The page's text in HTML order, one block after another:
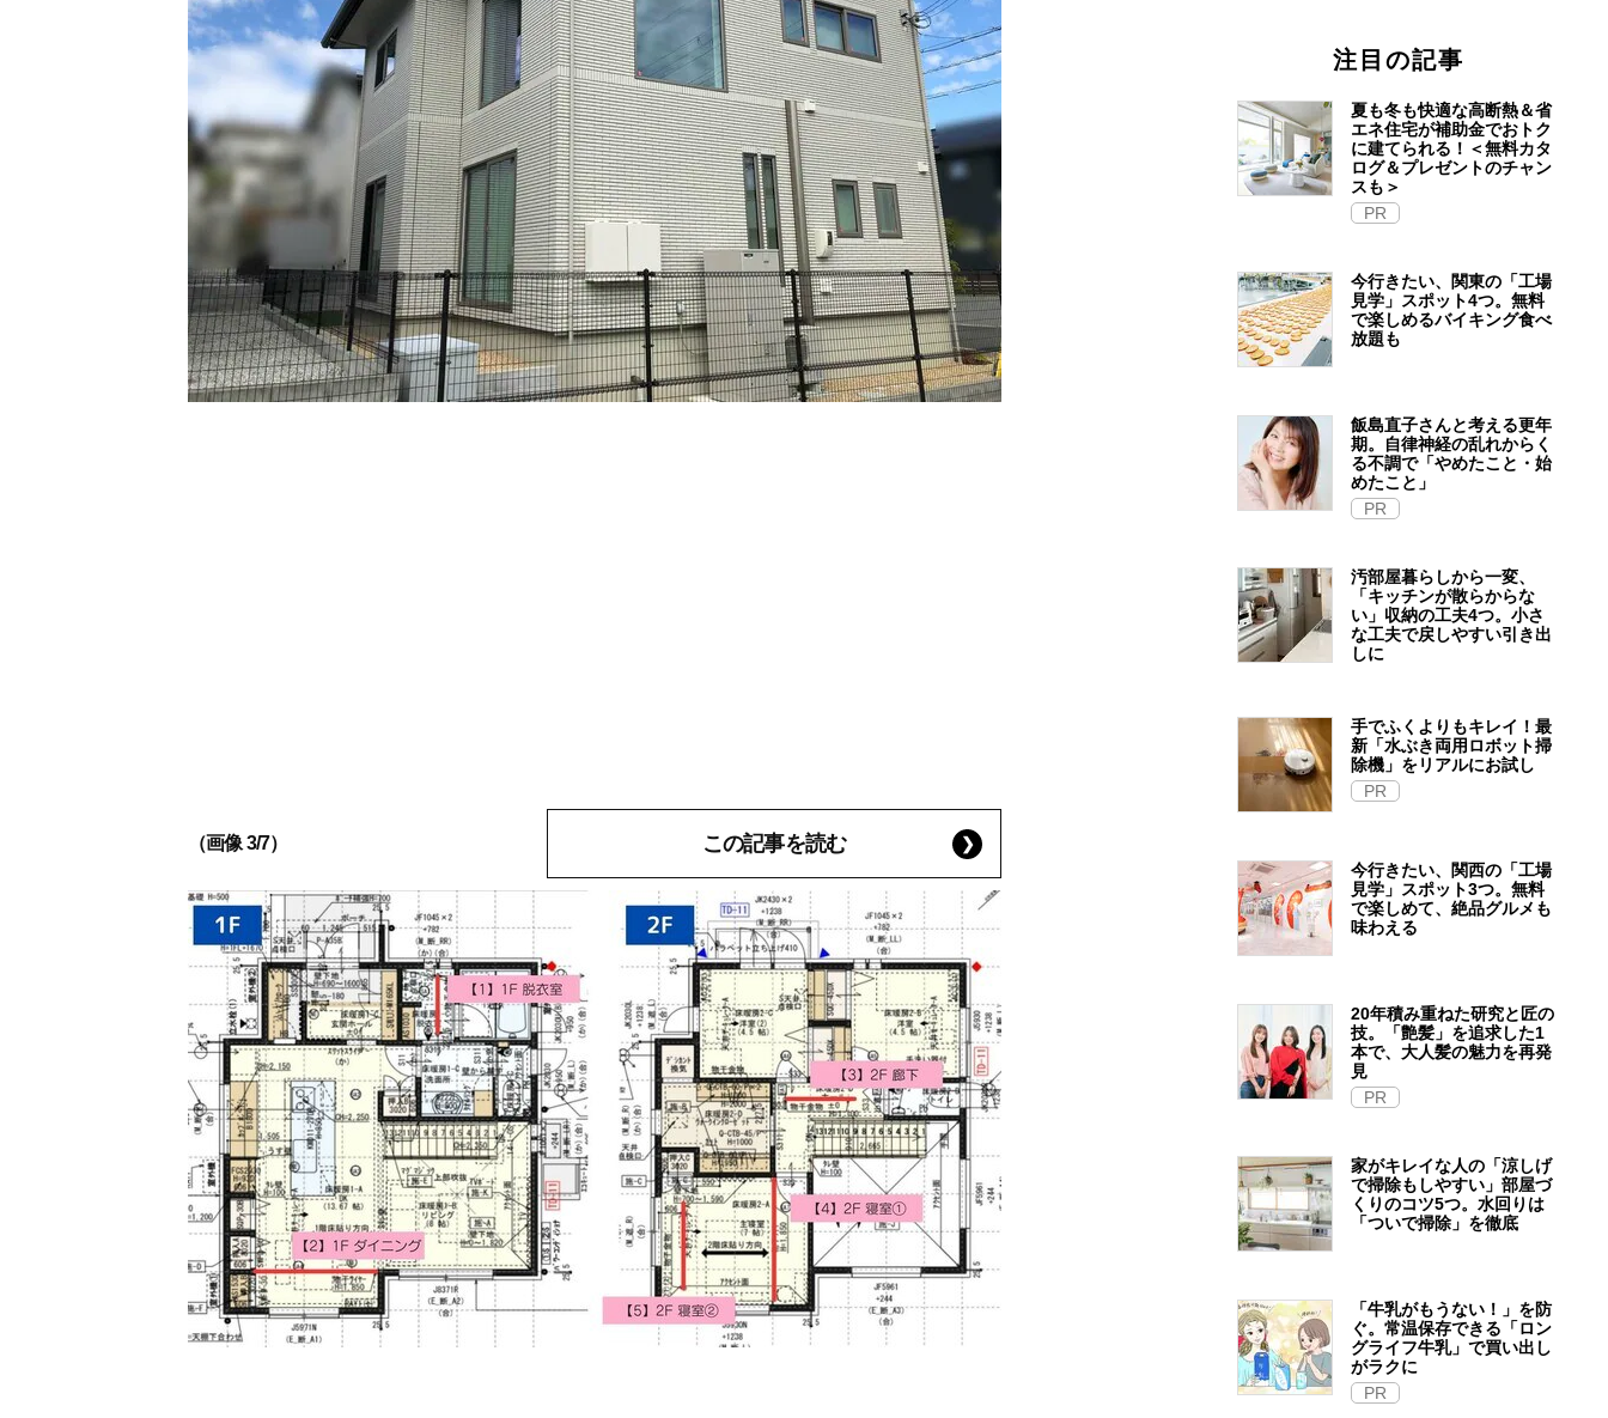
（画像 3/7） この記事を読む
注目の記事
夏も冬も快適な高断熱＆省
エネ住宅が補助金でおトク
に建てられる！＜無料カタ
ログ＆プレゼントのチャン
スも＞
PR
今行きたい、関東の「工場
見学」スポット4つ。無料
で楽しめるバイキング食べ
放題も
飯島直子さんと考える更年
期。自律神経の乱れからく
る不調で「やめたこと・始
めたこと」
PR
汚部屋暮らしから一変、
「キッチンが散らからな
い」収納の工夫4つ。小さ
な工夫で戻しやすい引き出
しに
手でふくよりもキレイ！最
新「水ぶき両用ロボット掃
除機」をリアルにお試し
PR
今行きたい、関西の「工場
見学」スポット3つ。無料
で楽しめて、絶品グルメも
味わえる
20年積み重ねた研究と匠の
技。「艶髪」を追求した1
本で、大人髪の魅力を再発
見
PR
家がキレイな人の「涼しげ
で掃除もしやすい」部屋づ
くりのコツ5つ。水回りは
「ついで掃除」を徹底
「牛乳がもうない！」を防
ぐ。常温保存できる「ロン
グライフ牛乳」で買い出し
がラクに
PR